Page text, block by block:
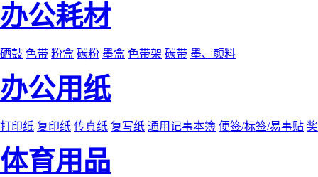
办公耗材
硒鼓 色带 粉盒 碳粉 墨盒 色带架 碳带 墨、颜料
办公用纸
打印纸 复印纸 传真纸 复写纸 通用记事本簿 便签/标签/易事贴
体育用品